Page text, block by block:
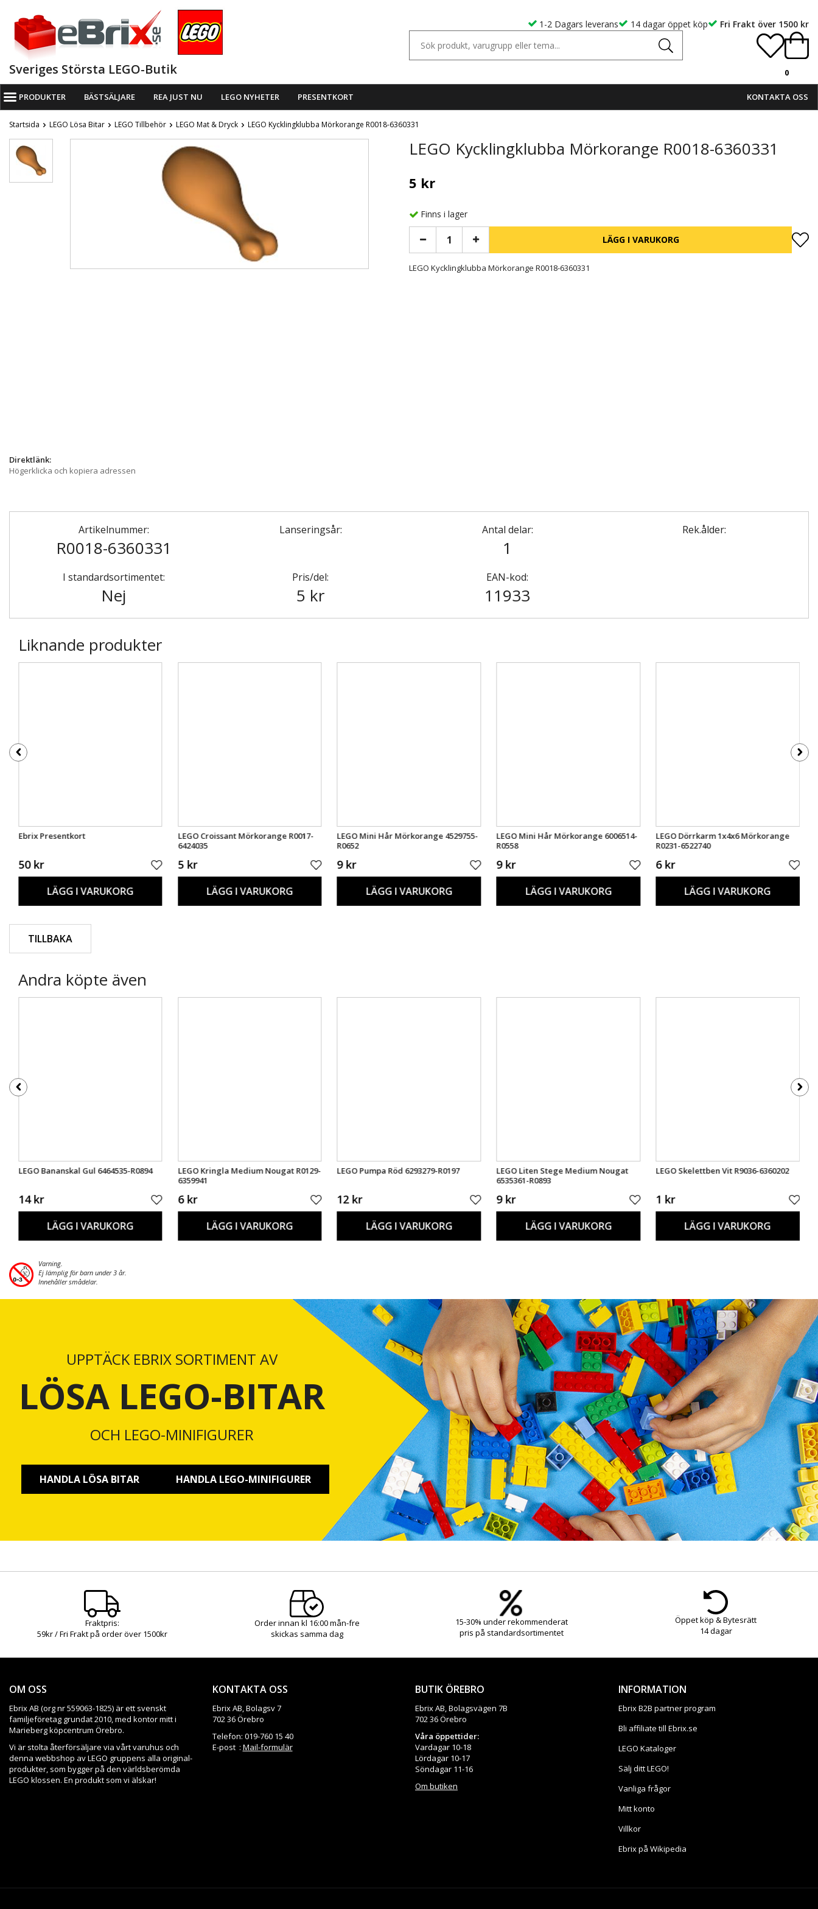
1-2 Dagars leverans 14 dagar öppet köp Fri Frakt över 1500 kr
0
Sveriges Största LEGO-Butik
PRODUKTER BÄSTSÄLJARE REA JUST NU LEGO NYHETER PRESENTKORT KONTAKTA OSS
Startsida LEGO Lösa Bitar LEGO Tillbehör LEGO Mat & Dryck LEGO Kycklingklubba Mörkorange R0018-6360331
LEGO Kycklingklubba Mörkorange R0018-6360331
5 kr
Finns i lager
LÄGG I VARUKORG
LEGO Kycklingklubba Mörkorange R0018-6360331
Direktlänk:
Högerklicka och kopiera adressen
Artikelnummer:
R0018-6360331
Lanseringsår: Antal delar:
1
Rek.ålder:
I standardsortimentet:
Nej
Pris/del:
5 kr
EAN-kod:
11933
Liknande produkter
Ebrix Presentkort
50 kr
LÄGG I VARUKORG
LEGO Croissant Mörkorange R0017-
6424035
5 kr
LÄGG I VARUKORG
LEGO Mini Hår Mörkorange 4529755-
R0652
9 kr
LÄGG I VARUKORG
LEGO Mini Hår Mörkorange 6006514-
R0558
9 kr
LÄGG I VARUKORG
LEGO Dörrkarm 1x4x6 Mörkorange
R0231-6522740
6 kr
LÄGG I VARUKORG
TILLBAKA
Andra köpte även
LEGO Bananskal Gul 6464535-R0894
14 kr
LÄGG I VARUKORG
LEGO Kringla Medium Nougat R0129-
6359941
6 kr
LÄGG I VARUKORG
LEGO Pumpa Röd 6293279-R0197
12 kr
LÄGG I VARUKORG
LEGO Liten Stege Medium Nougat
6535361-R0893
9 kr
LÄGG I VARUKORG
LEGO Skelettben Vit R9036-6360202
1 kr
LÄGG I VARUKORG
Varning.
Ej lämplig för barn under 3 år.
Innehåller smådelar.
UPPTÄCK EBRIX SORTIMENT AV
LÖSA LEGO-BITAR
OCH LEGO-MINIFIGURER
HANDLA LÖSA BITAR HANDLA LEGO-MINIFIGURER
Fraktpris:
59kr / Fri Frakt på order över 1500kr
Order innan kl 16:00 mån-fre
skickas samma dag
15-30% under rekommenderat
pris på standardsortimentet
Öppet köp & Bytesrätt
14 dagar
OM OSS
Ebrix AB (org nr 559063-1825) är ett svenskt
familjeföretag grundat 2010, med kontor mitt i
Marieberg köpcentrum Örebro.
Vi är stolta återförsäljare via vårt varuhus och
denna webbshop av LEGO gruppens alla original-
produkter, som bygger på den världsberömda
LEGO klossen. En produkt som vi älskar!
KONTAKTA OSS
Ebrix AB, Bolagsv 7
702 36 Örebro
Telefon: 019-760 15 40
E-post : Mail-formulär
BUTIK ÖREBRO
Ebrix AB, Bolagsvägen 7B
702 36 Örebro
Våra öppettider:
Vardagar 10-18
Lördagar 10-17
Söndagar 11-16
Om butiken
INFORMATION
Ebrix B2B partner program
Bli affiliate till Ebrix.se
LEGO Kataloger
Sälj ditt LEGO!
Vanliga frågor
Mitt konto
Villkor
Ebrix på Wikipedia